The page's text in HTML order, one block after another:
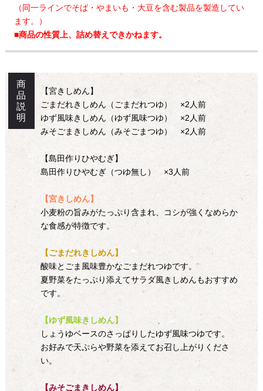
（同一ラインでそば・やまいも・大豆を含む製品を製造してい
ます。）
■商品の性質上、詰め替えできかねます。
商
品
説
明
【宮きしめん】
ごまだれきしめん（ごまだれつゆ） ×2人前
ゆず風味きしめん（ゆず風味つゆ） ×2人前
みそごまきしめん（みそごまつゆ） ×2人前
【島田作りひやむぎ】
島田作りひやむぎ（つゆ無し） ×3人前
【宮きしめん】
小麦粉の旨みがたっぷり含まれ、コシが強くなめらか
な食感が特徴です。
【ごまだれきしめん】
酸味とごま風味豊かなごまだれつゆです。
夏野菜をたっぷり添えてサラダ風きしめんもおすすめ
です。
【ゆず風味きしめん】
しょうゆベースのさっぱりしたゆず風味つゆです。
お好みで天ぷらや野菜を添えてお召し上がりくださ
い。
【みそごまきしめん】